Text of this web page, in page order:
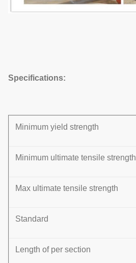
Specifications:
Minimum yield strength
Minimum ultimate tensile strength
Max ultimate tensile strength
Standard
Length of per section